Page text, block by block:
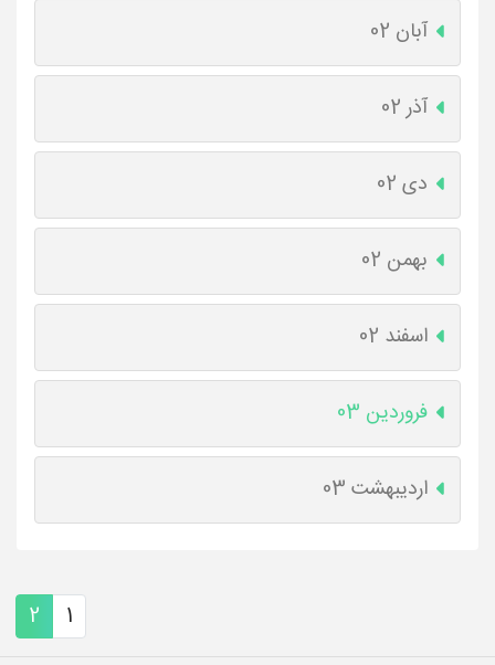
آبان 02
آذر 02
دی 02
بهمن 02
اسفند 02
فروردین 03
اردیبهشت 03
1
2